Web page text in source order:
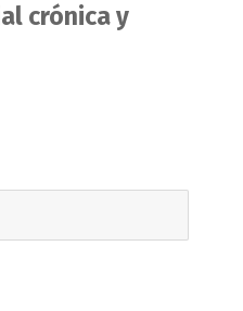
crónica y